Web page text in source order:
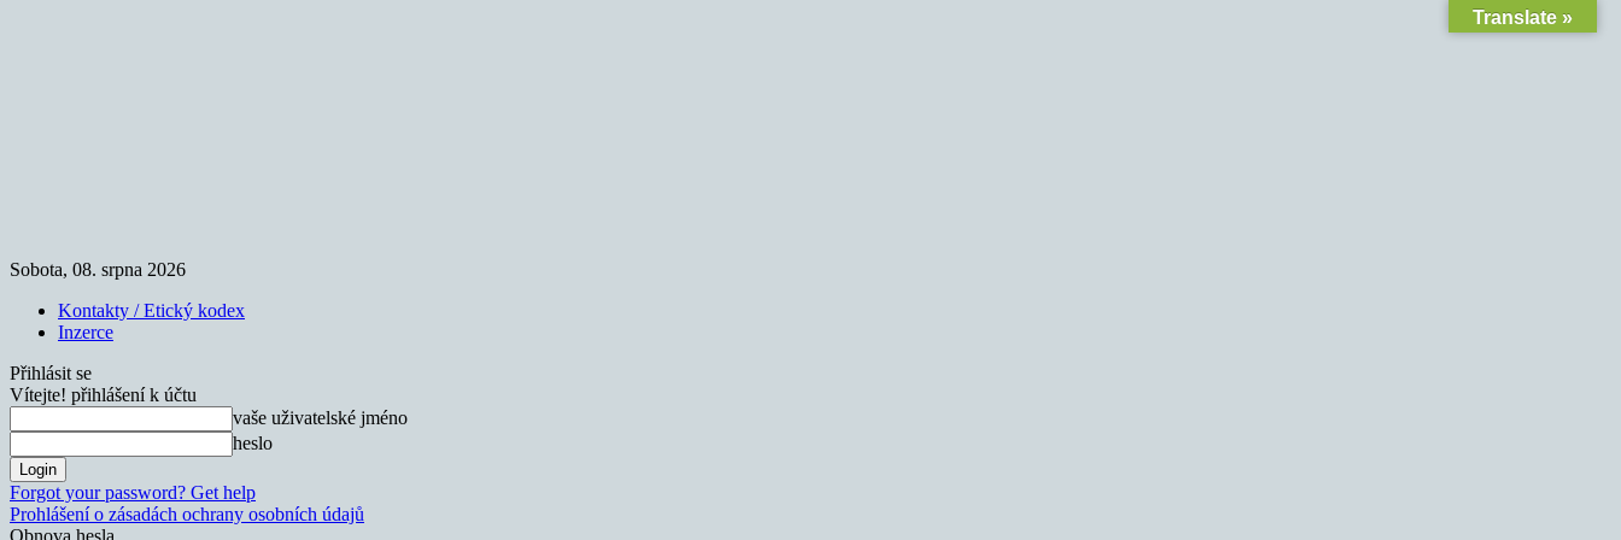
Sobota, 08. srpna 2026
Kontakty / Etický kodex
Inzerce
Přihlásit se
Vítejte! přihlášení k účtu
vaše uživatelské jméno
heslo
Forgot your password? Get help
Prohlášení o zásadách ochrany osobních údajů
Obnova hesla
Translate »